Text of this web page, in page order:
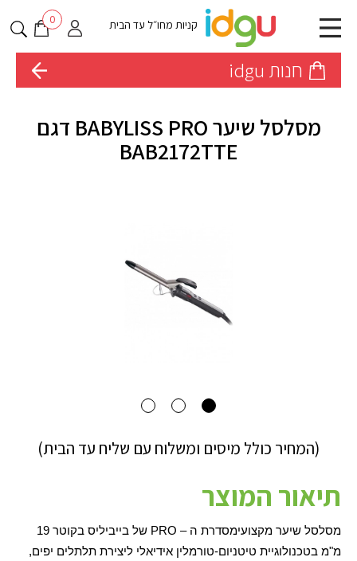
קניות מחו״ל עד הבית 0
חנות idgu
מסלסל שיער BABYLISS PRO דגם
BAB2172TTE
(המחיר כולל מיסים ומשלוח עם שליח עד הבית)
תיאור המוצר
מסלסל שיער מקצועימסדרת ה – PRO
של בייביליס בקוטר 19
מ"מ בטכנולוגיית טיטניום-טורמלין אידיאלי ליצירת תלתלים יפים,